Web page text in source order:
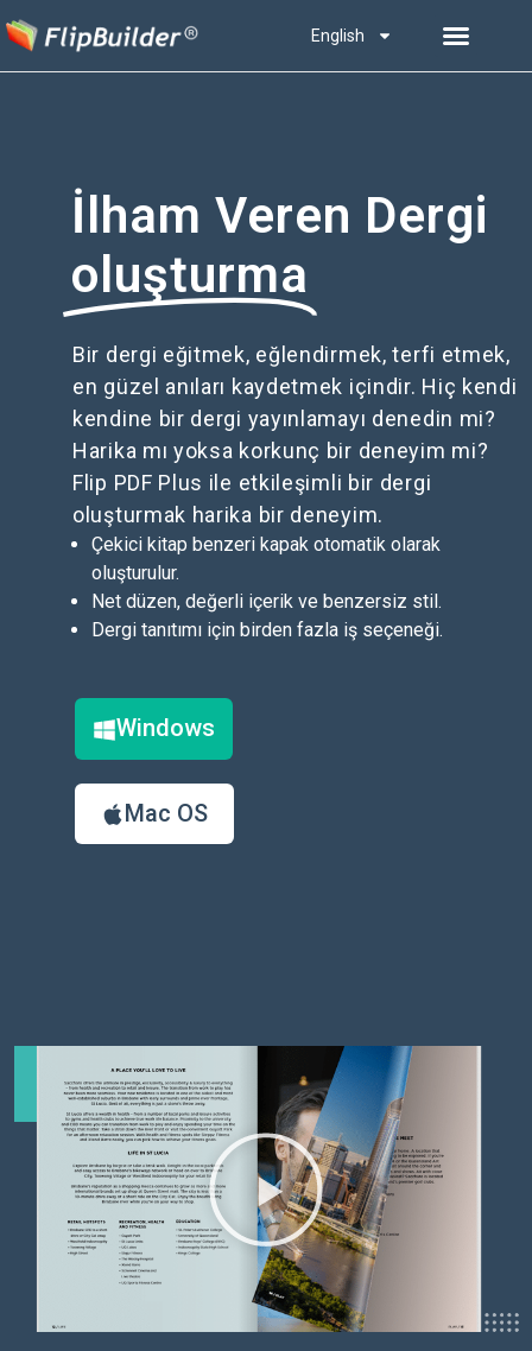
English
İlham Veren Dergi
oluşturma
Bir dergi eğitmek, eğlendirmek, terfi etmek,
en güzel anıları kaydetmek içindir. Hiç kendi
kendine bir dergi yayınlamayı denedin mi?
Harika mı yoksa korkunç bir deneyim mi?
Flip PDF Plus ile etkileşimli bir dergi
oluşturmak harika bir deneyim.
Çekici kitap benzeri kapak otomatik olarak
oluşturulur.
Net düzen, değerli içerik ve benzersiz stil.
Dergi tanıtımı için birden fazla iş seçeneği.
Windows
Mac OS